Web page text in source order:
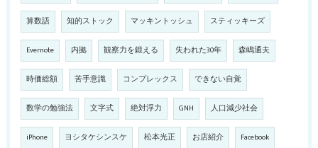
算数語 知的ストック マッキントッシュ スティッキーズ
Evernote 内拠 観察力を鍛える 失われた30年 森嶋通夫
時価総額 苦手意識 コンプレックス できない自覚
数学の勉強法 文字式 絶対浮力 GNH 人口減少社会
iPhone ヨシタケシンスケ 松本光正 お店紹介 Facebook